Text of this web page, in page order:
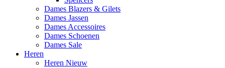
Dames Blazers & Gilets
Dames Jassen
Dames Accessoires
Dames Schoenen
Dames Sale
Heren
Heren Nieuw